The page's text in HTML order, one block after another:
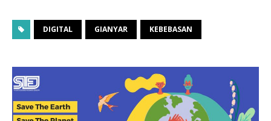
DIGITAL GIANYAR KEBEBASAN